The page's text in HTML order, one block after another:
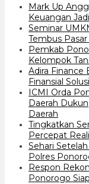
Mark Up
Keuangan
Seminar
Tembus
Pemkab
Kelompok Tani
Adira Finance
Finansial
ICMI Orda
Daerah
Daerah
Tingkatkan
Percepat
Sehari
Polres
Respon
Ponorogo